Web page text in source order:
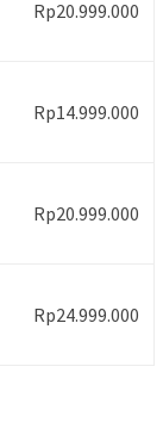
Rp20.999.000
Rp14.999.000
Rp20.999.000
Rp24.999.000